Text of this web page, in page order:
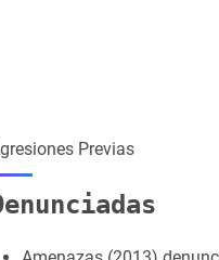
Previas